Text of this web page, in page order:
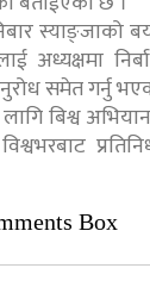
स्याङ्जाको
अध्यक्षमा
समेत गर्नु
बिश्व
Box